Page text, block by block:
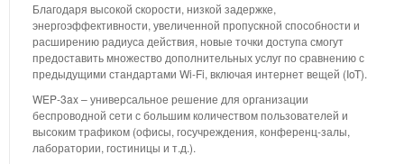
Благодаря высокой скорости, низкой задержке,
энергоэффективности, увеличенной пропускной способности и
расширению радиуса действия, новые точки доступа смогут
предоставить множество дополнительных услуг по сравнению с
предыдущими стандартами Wi-Fi, включая интернет вещей (IoT).
WEP-3ax – универсальное решение для организации
беспроводной сети с большим количеством пользователей и
высоким трафиком (офисы, госучреждения, конференц-залы,
лаборатории, гостиницы и т.д.).